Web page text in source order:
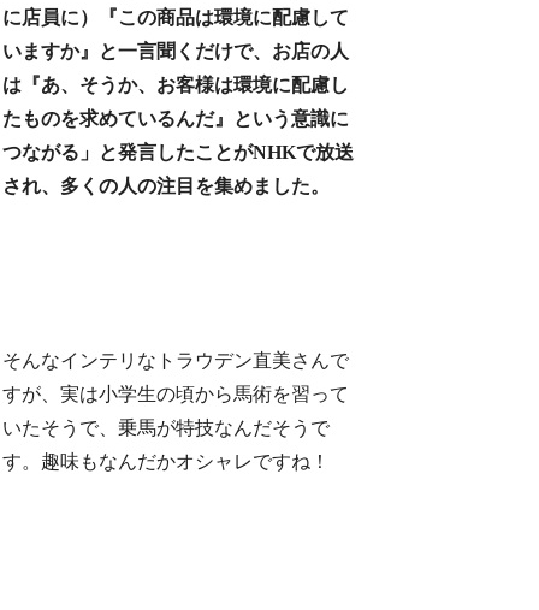
に店員に）『この商品は環境に配慮して
いますか』と一言聞くだけで、お店の人
は『あ、そうか、お客様は環境に配慮し
たものを求めているんだ』という意識に
つながる」と発言したことがNHKで放送
され、多くの人の注目を集めました。
そんなインテリなトラウデン直美さんで
すが、実は小学生の頃から馬術を習って
いたそうで、乗馬が特技なんだそうで
す。趣味もなんだかオシャレですね！